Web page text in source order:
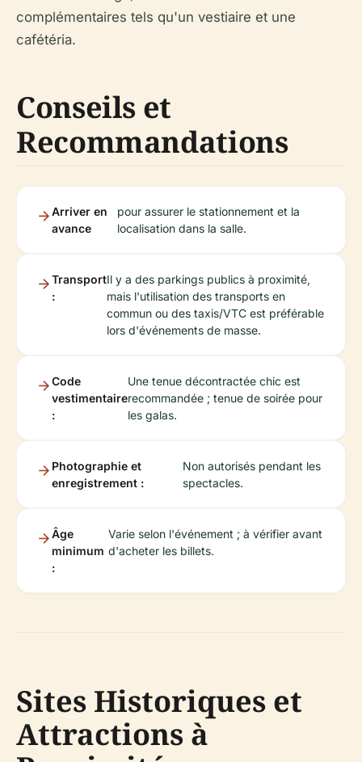
complémentaires tels qu'un vestiaire et une
cafétéria.
Conseils et
Recommandations
Arriver en
avance
pour assurer le stationnement et la
localisation dans la salle.
Transport
:
Il y a des parkings publics à proximité,
mais l'utilisation des transports en
commun ou des taxis/VTC est préférable
lors d'événements de masse.
Code
vestimentaire
:
Une tenue décontractée chic est
recommandée ; tenue de soirée pour
les galas.
Photographie et
enregistrement :
Non autorisés pendant les
spectacles.
Âge
minimum
:
Varie selon l'événement ; à vérifier avant
d'acheter les billets.
Sites Historiques et
Attractions à